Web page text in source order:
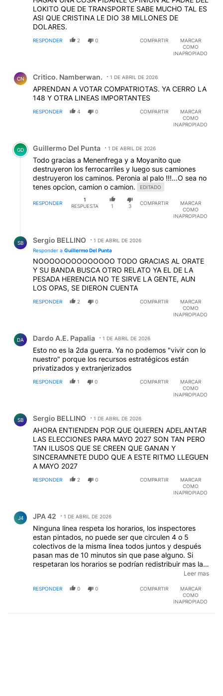
LOKITO QUE DE TRANSPORTE SABE MUCHO TAL ES
ASI QUE CRISTINA LE DIO 38 MILLONES DE
DOLARES.
RESPONDER 2 0 COMPARTIR
MARCAR
COMO
INAPROPIADO
CN Critico. Namberwan. 1 DE ABRIL DE 2026
APRENDAN A VOTAR COMPATRIOTAS. YA CERRO LA
148 Y OTRA LINEAS IMPORTANTES
RESPONDER 4 0 COMPARTIR
MARCAR
COMO
INAPROPIADO
Comentario de Guillermo Del Punta.
GD Guillermo Del Punta 1 DE ABRIL DE 2026
Todo gracias a Menenfrega y a Moyanito que
destruyeron los ferrocarriles y luego sus camiones
destruyeron los caminos. Peronia al palo !!!...O sea no
tenes opcion, camion o camion.
EDITADO
RESPONDER
1
RESPUESTA
1 3
COMPARTIR
MARCAR
COMO
INAPROPIADO
SB Sergio BELLINO
1 DE ABRIL DE 2026
Responder a Guillermo Del Punta
NOOOOOOOOOOOOOO TODO GRACIAS AL ORATE
Y SU BANDA BUSCA OTRO RELATO YA EL DE LA
PESADA HERENCIA NO TE SIRVE LA GENTE, AUN
LOS OPAS, SE DIERON CUENTA
RESPONDER 2 0 COMPARTIR
MARCAR
COMO
INAPROPIADO
DA Dardo A.E. Papalia 1 DE ABRIL DE 2026
Esto no es la 2da guerra. Ya no podemos "vivir con lo
nuestro" porque los recursos estratégicos están
privatizados y extranjerizados
RESPONDER 1 0 COMPARTIR
MARCAR
COMO
INAPROPIADO
SB Sergio BELLINO 1 DE ABRIL DE 2026
AHORA ENTIENDEN POR QUE QUIEREN ADELANTAR
LAS ELECCIONES PARA MAYO 2027 SON TAN PERO
TAN ILUSOS QUE SE CREEN QUE GANAN Y
SINCERAMNETE DUDO QUE A ESTE RITMO LLEGUEN
A MAYO 2027
RESPONDER 2 0 COMPARTIR
MARCAR
COMO
INAPROPIADO
J4 JPA 42 1 DE ABRIL DE 2026
Ninguna linea respeta los horarios, los inspectores
estan pintados, no puede ser que circulen 4 o 5
colectivos de la misma linea todos juntos y después
pasan mas de 10 minutos sin que pase alguno. Si
respetaran los horarios se podrían redistribuir mas las
decreto, norma o algo asi que todo colectivo que se
renueva debe ser eléctrico o al menos hibrido para
Leer mas
RESPONDER 0 0 COMPARTIR
MARCAR
COMO
INAPROPIADO